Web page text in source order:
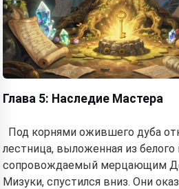
Глава 5: Наследие Мастера
Под корнями ожившего дуба
лестница, выложенная из
сопровождаемый мерцающим
Мизуки, спустился вниз. Они